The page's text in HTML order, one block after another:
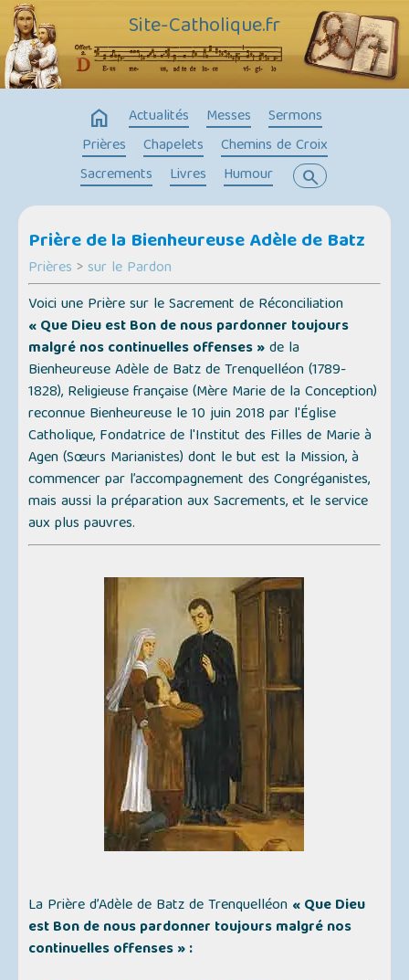
Site-Catholique.fr
home Actualités Messes
Sermons
Prières
Chapelets
Chemins de Croix
Sacrements
Livres Humour search
Prière de la Bienheureuse Adèle de Batz
Prières >sur le Pardon
Voici une Prière sur le Sacrement de Réconciliation
« Que Dieu est Bon de nous pardonner toujours
malgré nos continuelles offenses »de la
Bienheureuse Adèle de Batz de Trenquelléon (1789-
1828), Religieuse française (Mère Marie de la Conception)
reconnue Bienheureuse le 10 juin 2018 par l'Église
Catholique, Fondatrice de l'Institut des Filles de Marie à
Agen (Sœurs Marianistes) dont le but est la Mission, à
commencer par l’accompagnement des Congréganistes,
mais aussi la préparation aux Sacrements, et le service
aux plus pauvres.
La Prière d’Adèle de Batz de Trenquelléon « Que Dieu
est Bon de nous pardonner toujours malgré nos
continuelles offenses » :